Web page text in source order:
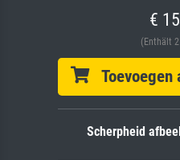
€
(Enthält
Toevoegen
Scherpheid